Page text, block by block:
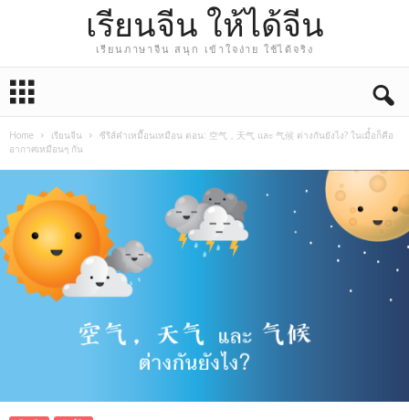
เรียนจีน ให้ได้จีน
เรียนภาษาจีน สนุก เข้าใจง่าย ใช้ได้จริง
Home เรียนจีน
ซีรีส์คำเหมื๊อนเหมือน ตอน: 空气，天气 และ 气候 ต่างกันยังไง? ในเมื่้อก็คือ
อากาศเหมือนๆ กัน